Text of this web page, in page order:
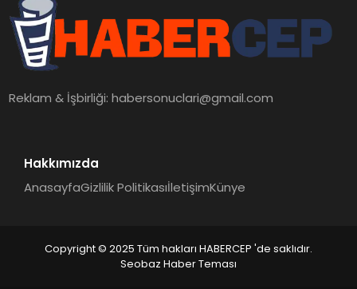
Reklam & İşbirliği:habersonuclari@gmail.com
Hakkımızda
AnasayfaGizlilik PolitikasıİletişimKünye
Copyright © 2025 Tüm hakları HABERCEP 'de saklıdır.
Seobaz Haber Teması